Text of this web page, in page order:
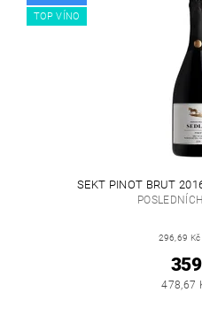
TOP VÍNO
SEKT PINOT BRUT
296,69 Kč
478,67